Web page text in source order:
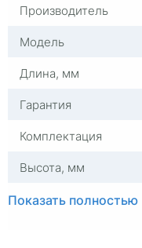
Производитель
Модель
Длина, мм
Гарантия
Комплектация
Высота, мм
Упаковка
Показать полностью